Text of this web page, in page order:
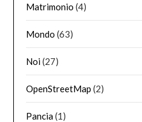
Matrimonio (4)
Mondo (63)
Noi(27)
OpenStreetMap (2)
Pancia(1)